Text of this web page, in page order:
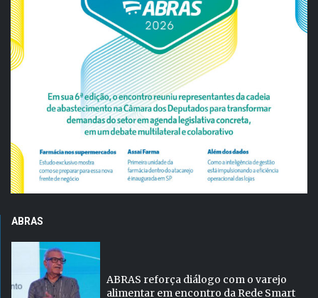
ABRAS
ABRAS reforça diálogo com o varejo
alimentar em encontro da Rede Smart